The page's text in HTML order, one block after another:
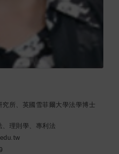
究所、英國雪菲爾大學法學博士
、理則學、專利法